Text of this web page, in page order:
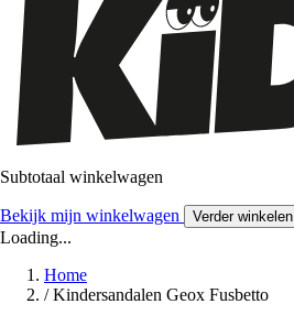
Subtotaal winkelwagen
Bekijk mijn winkelwagen Verder winkelen
Loading...
Home
/ Kindersandalen Geox Fusbetto